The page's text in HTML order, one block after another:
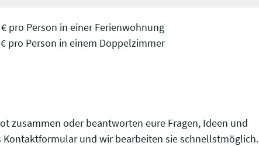
€ pro Person in einer Ferienwohnung
pro Person in einem Doppelzimmer
zusammen oder beantworten eure Fragen, Ideen und
Kontaktformular und wir bearbeiten sie schnellstmöglich.